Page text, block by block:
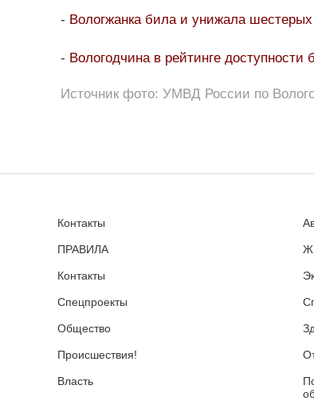
- Вологжанка била и унижала
- Вологодчина в рейтинге доступности
Источник фото: УМВД России по
Контакты
ПРАВИЛА
Контакты
Спецпроекты
Общество
Происшествия!
Власть